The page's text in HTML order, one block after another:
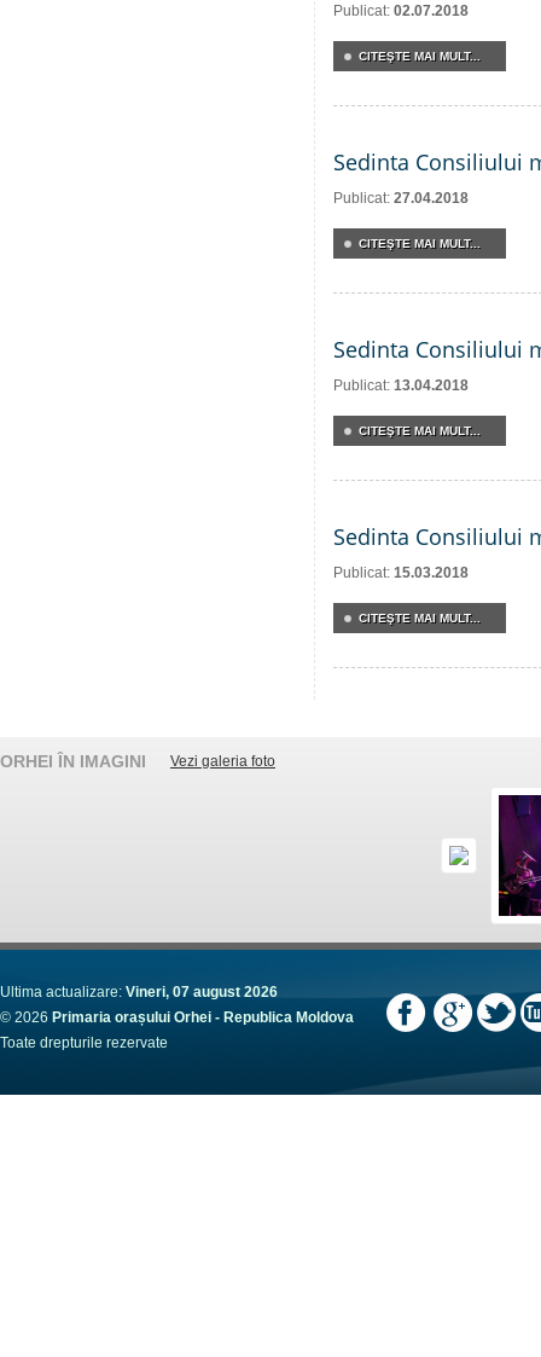
Publicat: 02.07.2018
CITEŞTE MAI MULT...
Sedinta Consiliului
Publicat: 27.04.2018
CITEŞTE MAI MULT...
Sedinta Consiliului
Publicat: 13.04.2018
CITEŞTE MAI MULT...
Sedinta Consiliului
Publicat: 15.03.2018
CITEŞTE MAI MULT...
ORHEI ÎN IMAGINI Vezi galeria foto
Ultima actualizare: Vineri, 07 august 2026
© 2026 Primaria orașului Orhei - Republica Moldova
Toate drepturile rezervate